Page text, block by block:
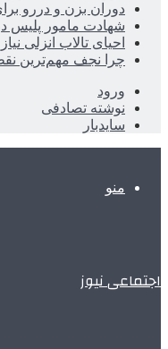
دوران بزن و دررو
شهادت مامور پلیس
احیای تالاب انزلی
چرا نجف مهم‌ترین
ورود
نوشته تصادفی
سایدبار
منو
اجتماعی نیوز